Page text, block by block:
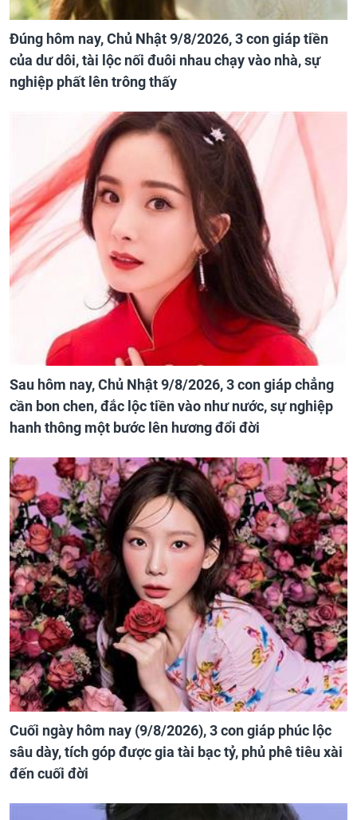
Đúng hôm nay, Chủ Nhật 9/8/2026, 3 con giáp tiền
của dư dôi, tài lộc nối đuôi nhau chạy vào nhà, sự
nghiệp phất lên trông thấy
Sau hôm nay, Chủ Nhật 9/8/2026, 3 con giáp chẳng
cần bon chen, đắc lộc tiền vào như nước, sự nghiệp
hanh thông một bước lên hương đổi đời
Cuối ngày hôm nay (9/8/2026), 3 con giáp phúc lộc
sâu dày, tích góp được gia tài bạc tỷ, phủ phê tiêu xài
đến cuối đời